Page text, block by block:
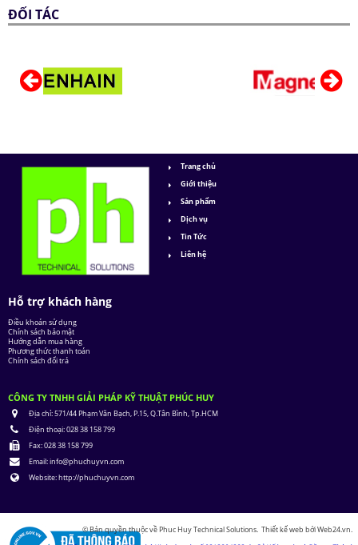
ĐỐI TÁC
Trang chủ
Giới thiệu
Sản phẩm
Dịch vụ
Tin Tức
Liên hệ
Hỗ trợ khách hàng
Điều khoản sử dụng
Chính sách bảo mật
Hướng dẫn mua hàng
Phương thức thanh toán
Chính sách đổi trả
CÔNG TY TNHH GIẢI PHÁP KỸ THUẬT PHÚC HUY
Địa chỉ:571/44 Phạm Văn Bạch, P.15, Q.Tân Bình, Tp.HCM
Điện thoại:028 38 158 799
Fax:028 38 158 799
Email:info@phuchuyvn.com
Website:http://phuchuyvn.com
© Bản quyền thuộc về Phuc Huy Technical Solutions. Thiết kế web bởiWeb24.vn.